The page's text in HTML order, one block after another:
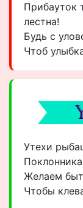
Прибауток
лестна!
Будь с
Чтоб
Утехи
Желаем
Чтобы